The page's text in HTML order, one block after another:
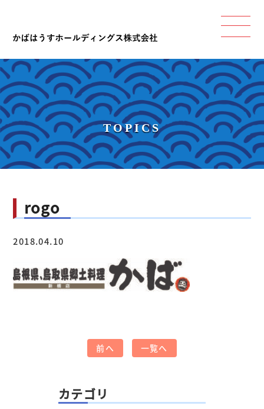
TOPICS
rogo
2018.04.10
前へ 一覧へ
カテゴリ